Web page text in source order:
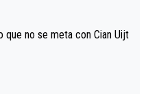
Toro con calzador en posi
complicar el tour.
se meta con Cian Uijt